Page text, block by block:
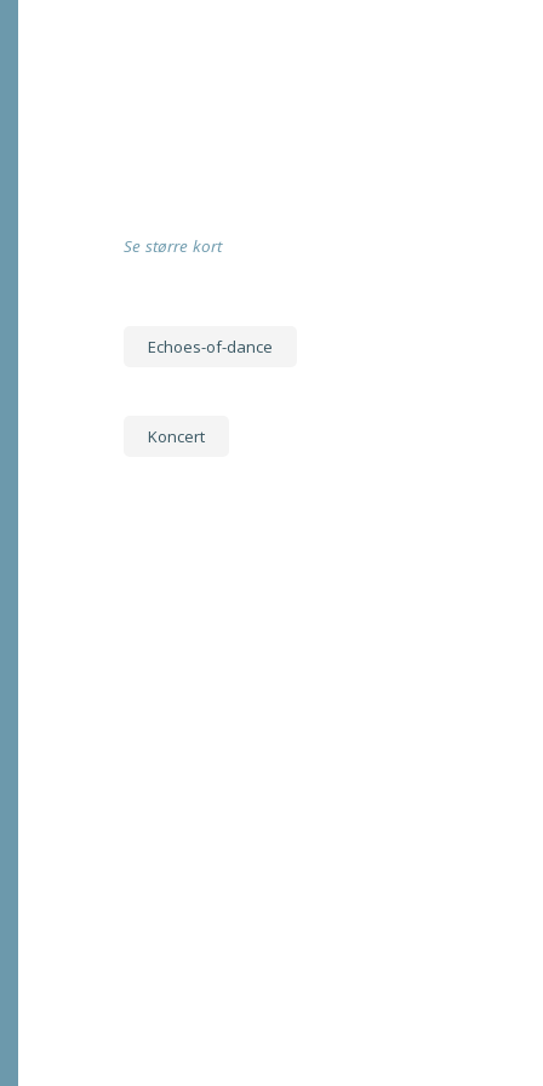
Se større kort
Echoes-of-dance
Koncert